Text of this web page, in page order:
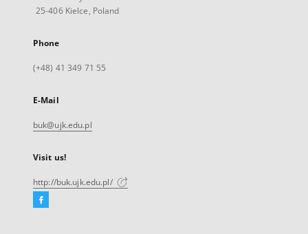
25-406 Kielce, Poland
Phone
(+48) 41 349 71 55
E-Mail
buk@ujk.edu.pl
Visit us!
http://buk.ujk.edu.pl/
Facebook